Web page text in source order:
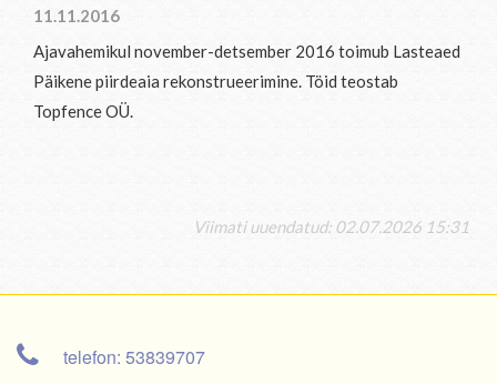
11.11.2016
Ajavahemikul november-detsember 2016 toimub Lasteaed
Päikene piirdeaia rekonstrueerimine. Töid teostab
Topfence OÜ.
Viimati uuendatud: 02.07.2026 15:31
telefon: 53839707